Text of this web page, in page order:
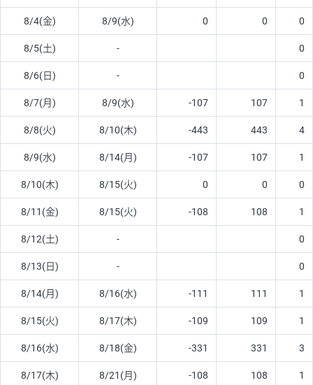
8/4(金) 8/9(水) 0 0 0
8/5(土) - 0
8/6(日) - 0
8/7(月) 8/9(水) -107 107 1
8/8(火) 8/10(木) -443 443 4
8/9(水) 8/14(月) -107 107 1
8/10(木) 8/15(火) 0 0 0
8/11(金) 8/15(火) -108 108 1
8/12(土) - 0
8/13(日) - 0
8/14(月) 8/16(水) -111 111 1
8/15(火) 8/17(木) -109 109 1
8/16(水) 8/18(金) -331 331 3
8/17(木) 8/21(月) -108 108 1